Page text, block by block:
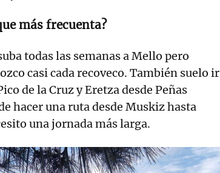
más frecuenta?
todas las semanas a Mello pero
casi cada recoveco. También suelo ir
de la Cruz y Eretza desde Peñas
hacer una ruta desde Muskiz hasta
una jornada más larga.